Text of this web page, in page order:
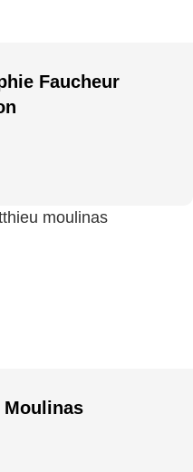
Faucheur
Moulinas